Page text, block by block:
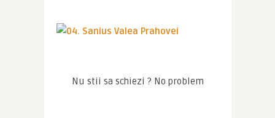
Nu stii sa schiezi ? No problem